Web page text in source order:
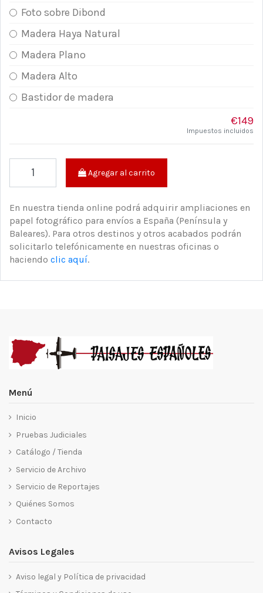
Foto sobre Dibond
Madera Haya Natural
Madera Plano
Madera Alto
Bastidor de madera
€149
Impuestos incluidos
Agregar al carrito
En nuestra tienda online podrá adquirir ampliaciones en
papel fotográfico para envíos a España (Península y
Baleares). Para otros destinos y otros acabados podrán
solicitarlo telefónicamente en nuestras oficinas o
haciendo clic aquí.
Menú
Inicio
Pruebas Judiciales
Catálogo / Tienda
Servicio de Archivo
Servicio de Reportajes
Quiénes Somos
Contacto
Avisos Legales
Aviso legal y Política de privacidad